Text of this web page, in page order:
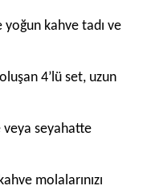
kahve tadı ve
4’lü set, uzun
veya seyahatte
molalarınızı